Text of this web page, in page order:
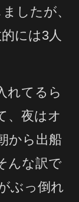
したが、
には3人
れてるら
、夜はオ
から出船
んな訳で
ぶっ倒れ